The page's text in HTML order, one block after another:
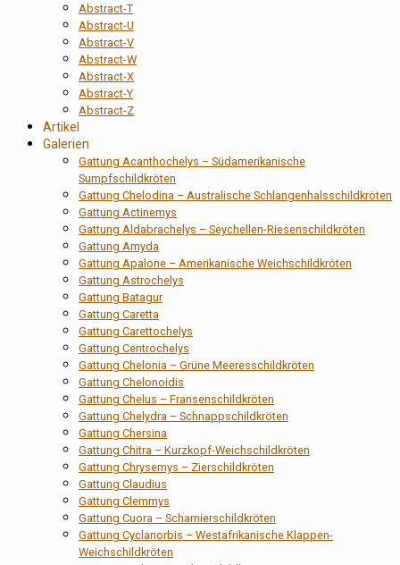
Abstract-T
Abstract-U
Abstract-V
Abstract-W
Abstract-X
Abstract-Y
Abstract-Z
Artikel
Galerien
Gattung Acanthochelys – Südamerikanische
Sumpfschildkröten
Gattung Chelodina – Australische Schlangenhalsschildkröten
Gattung Actinemys
Gattung Aldabrachelys – Seychellen-Riesenschildkröten
Gattung Amyda
Gattung Apalone – Amerikanische Weichschildkröten
Gattung Astrochelys
Gattung Batagur
Gattung Caretta
Gattung Carettochelys
Gattung Centrochelys
Gattung Chelonia – Grüne Meeresschildkröten
Gattung Chelonoidis
Gattung Chelus – Fransenschildkröten
Gattung Chelydra – Schnappschildkröten
Gattung Chersina
Gattung Chitra – Kurzkopf-Weichschildkröten
Gattung Chrysemys – Zierschildkröten
Gattung Claudius
Gattung Clemmys
Gattung Cuora – Scharnierschildkröten
Gattung Cyclanorbis – Westafrikanische Klappen-
Weichschildkröten